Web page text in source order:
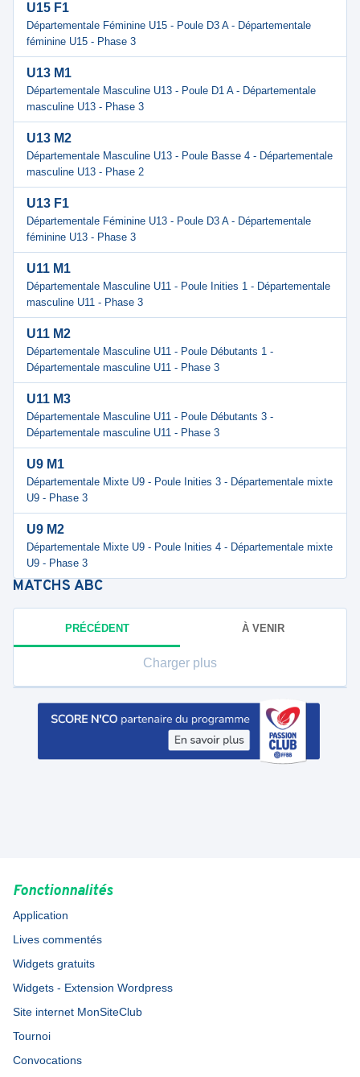
U15 F1
Départementale Féminine U15 - Poule D3 A - Départementale
féminine U15 - Phase 3
U13 M1
Départementale Masculine U13 - Poule D1 A - Départementale
masculine U13 - Phase 3
U13 M2
Départementale Masculine U13 - Poule Basse 4 - Départementale
masculine U13 - Phase 2
U13 F1
Départementale Féminine U13 - Poule D3 A - Départementale
féminine U13 - Phase 3
U11 M1
Départementale Masculine U11 - Poule Inities 1 - Départementale
masculine U11 - Phase 3
U11 M2
Départementale Masculine U11 - Poule Débutants 1 -
Départementale masculine U11 - Phase 3
U11 M3
Départementale Masculine U11 - Poule Débutants 3 -
Départementale masculine U11 - Phase 3
U9 M1
Départementale Mixte U9 - Poule Inities 3 - Départementale mixte
U9 - Phase 3
U9 M2
Départementale Mixte U9 - Poule Inities 4 - Départementale mixte
U9 - Phase 3
MATCHS ABC
PRÉCÉDENT À VENIR
Charger plus
Fonctionnalités
Application
Lives commentés
Widgets gratuits
Widgets - Extension Wordpress
Site internet MonSiteClub
Tournoi
Convocations